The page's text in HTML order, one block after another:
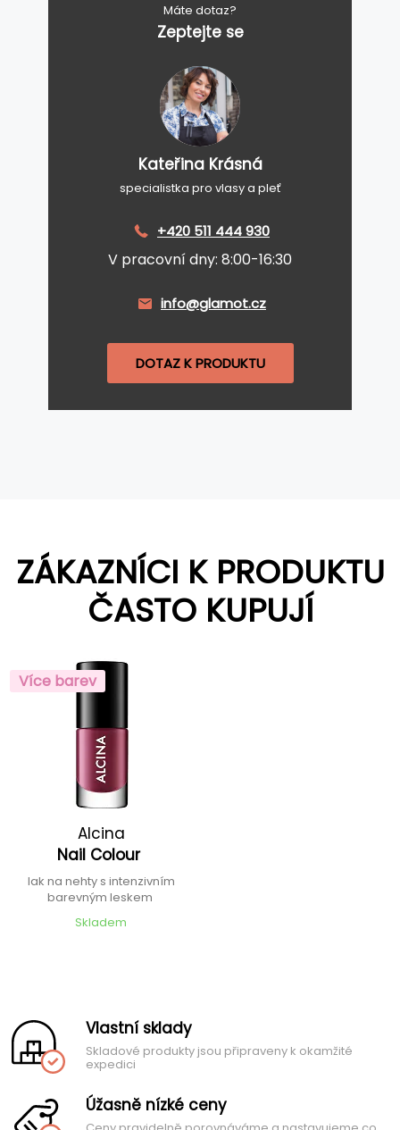
Máte dotaz?
Zeptejte se
Kateřina Krásná
specialistka pro vlasy a pleť
+420 511 444 930
V pracovní dny: 8:00-16:30
info@glamot.cz
DOTAZ K PRODUKTU
ZÁKAZNÍCI K PRODUKTU
ČASTO KUPUJÍ
Více barev
Alcina
Nail Colour
lak na nehty s intenzivním
barevným leskem
Skladem
Vlastní sklady
Skladové produkty jsou připraveny k okamžité
expedici
Úžasně nízké ceny